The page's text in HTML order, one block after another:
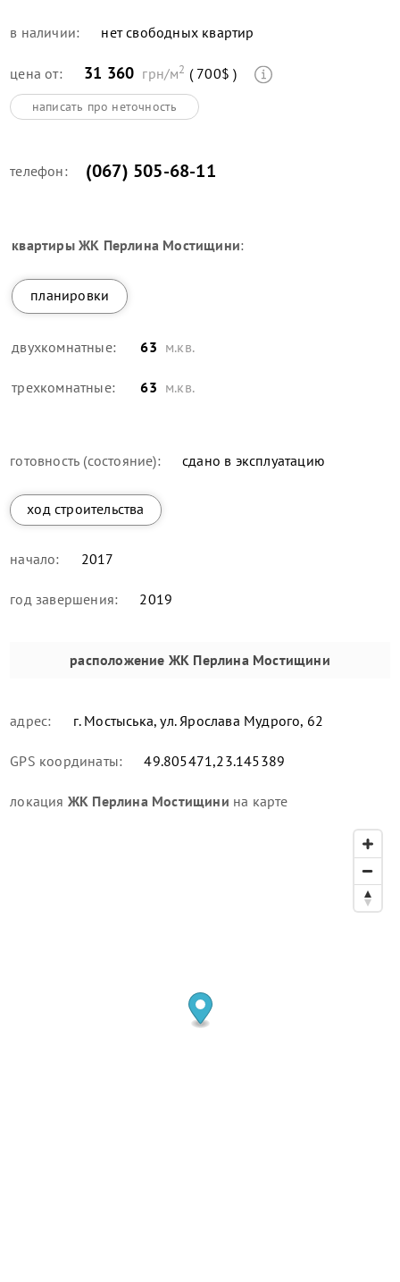
в наличии: нет свободных квартир
цена от: 31 360 грн/м2 ( 700$ )
написать про неточность
телефон: (067) 505-68-11
квартирыЖК Перлина Мостищини:
планировки
двухкомнатные: 63 м.кв.
трехкомнатные: 63 м.кв.
готовность (состояние): сдано в эксплуатацию
ход строительства
начало: 2017
год завершения: 2019
расположение ЖК Перлина Мостищини
адрес: г. Мостыська, ул. Ярослава Мудрого, 62
GPS координаты: 49.805471,23.145389
локация ЖК Перлина Мостищини на карте